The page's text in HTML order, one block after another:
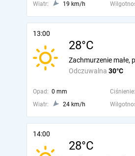
Wiatr:
19 km/h
13:00
28°C
Odczuwalna 30°C
Zachmurzenie małe,
Opad: 0 mm Ciśnienie:
Wiatr:
24 km/h
14:00
28°C